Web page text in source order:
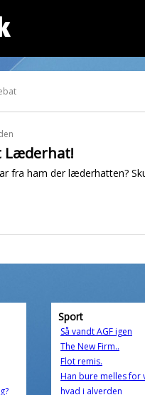
Læderhat!
fra ham der læderhatten?
Sport
Så vandt AGF igen
The New Firm..
Flot remis.
Han bure melles for
hvad i alverden